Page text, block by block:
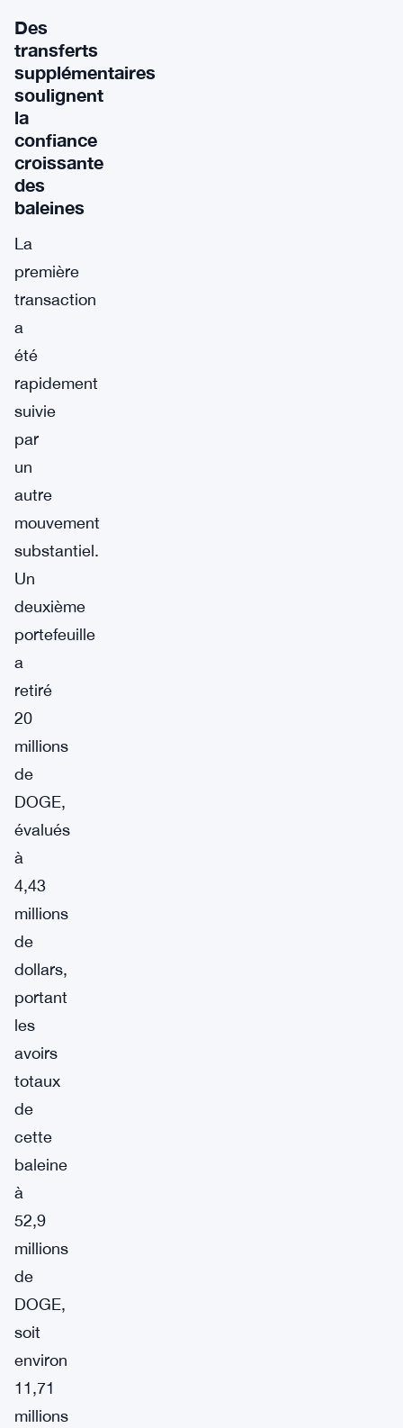
Des
transferts
supplémentaires
soulignent
la
confiance
croissante
des
baleines
La
première
transaction
a
été
rapidement
suivie
par
un
autre
mouvement
substantiel.
Un
deuxième
portefeuille
a
retiré
20
millions
de
DOGE,
évalués
à
4,43
millions
de
dollars,
portant
les
avoirs
totaux
de
cette
baleine
à
52,9
millions
de
DOGE,
soit
environ
11,71
millions